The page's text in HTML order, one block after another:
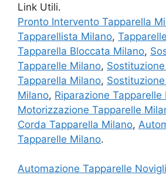
Link Utili.
Pronto Intervento Tapparella
Tapparellista Milano,
Tapparella Bloccata Milano,
Tapparelle Milano,
Tapparella Milano,
Milano, Riparazione Tapparelle
Motorizzazione Tapparelle
Corda Tapparella Milano,
Tapparelle Milano.
Automazione Tapparelle